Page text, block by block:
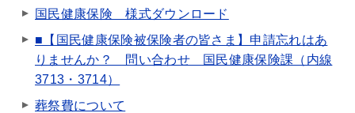
国民健康保険 様式ダウンロード
■【国民健康保険被保険者の皆さま】申請忘れはあ
りませんか？ 問い合わせ 国民健康保険課（内線
3713・3714）
葬祭費について